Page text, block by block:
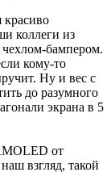
коллеги из
бампером.
кому-то
Ну и вес с
до разумного
экрана в 5
от
взгляд, такой